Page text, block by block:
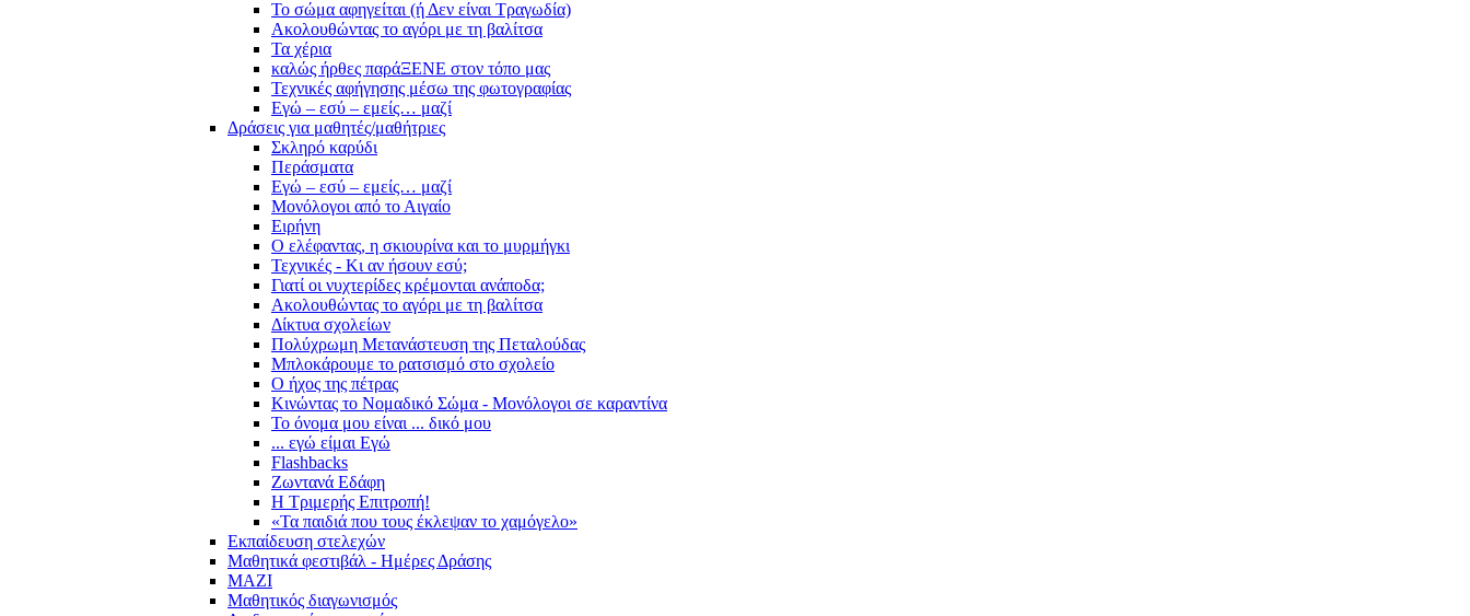
Το σώμα αφηγείται (ή Δεν είναι Τραγωδία)
Ακολουθώντας το αγόρι με τη βαλίτσα
Τα χέρια
καλώς ήρθες παράΞΕΝΕ στον τόπο μας
Τεχνικές αφήγησης μέσω της φωτογραφίας
Εγώ – εσύ – εμείς… μαζί
Δράσεις για μαθητές/μαθήτριες
Σκληρό καρύδι
Περάσματα
Εγώ – εσύ – εμείς… μαζί
Μονόλογοι από το Αιγαίο
Ειρήνη
Ο ελέφαντας, η σκιουρίνα και το μυρμήγκι
Τεχνικές - Κι αν ήσουν εσύ;
Γιατί οι νυχτερίδες κρέμονται ανάποδα;
Ακολουθώντας το αγόρι με τη βαλίτσα
Δίκτυα σχολείων
Πολύχρωμη Μετανάστευση της Πεταλούδας
Μπλοκάρουμε το ρατσισμό στο σχολείο
Ο ήχος της πέτρας
Κινώντας το Νομαδικό Σώμα - Μονόλογοι σε καραντίνα
Το όνομα μου είναι ... δικό μου
... εγώ είμαι Εγώ
Flashbacks
Ζωντανά Εδάφη
Η Τριμερής Επιτροπή!
«Τα παιδιά που τους έκλεψαν το χαμόγελο»
Εκπαίδευση στελεχών
Μαθητικά φεστιβάλ - Ημέρες Δράσης
ΜΑΖΙ
Μαθητικός διαγωνισμός